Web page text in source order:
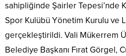
sahipliğinde Şairler Tepesi’nde
Spor Kulübü Yönetim Kurulu ve
gerçekleştirildi. Vali Mükerrem
Belediye Başkanı Fırat Görgel,